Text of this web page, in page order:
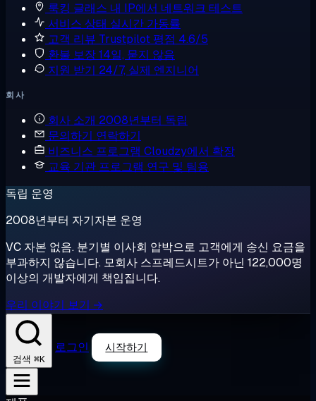
룩킹 글래스 내 IP에서 네트워크 테스트
서비스 상태 실시간 가동률
고객 리뷰 Trustpilot 평점 4.6/5
환불 보장14일, 묻지 않음
지원 받기 24/7, 실제 엔지니어
회사
회사 소개 2008년부터 독립
문의하기 연락하기
비즈니스 프로그램 Cloudzy에서 확장
교육 기관 프로그램 연구 및 팀용
독립 운영
2008년부터 자기자본 운영
VC 자본 없음. 분기별 이사회 압박으로 고객에게 송신 요금을
부과하지 않습니다. 모회사 스프레드시트가 아닌 122,000명
이상의 개발자에게 책임집니다.
우리 이야기 보기 →
검색 ⌘K
로그인 시작하기